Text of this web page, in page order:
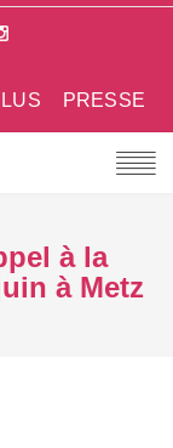
PRESSE
à la
à Metz